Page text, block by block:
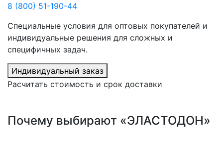
8 (800) 51-190-44
Специальные условия для оптовых покупателей и
индивидуальные решения для сложных и
специфичных задач.
Индивидуальный заказ
Расчитать стоимость и срок доставки
Почему выбирают «ЭЛАСТОДОН»